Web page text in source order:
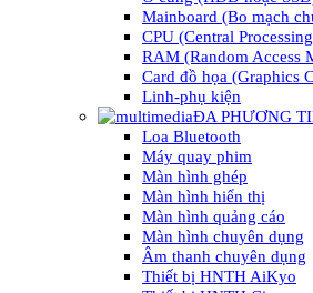
Mainboard (Bo mạch
CPU (Central
RAM (Random Access
Card đồ họa (Graphics
Linh-phụ kiện
ĐA PHƯƠNG
Loa Bluetooth
Máy quay phim
Màn hình ghép
Màn hình hiển thị
Màn hình quảng cáo
Màn hình chuyên dụng
Âm thanh chuyên dụng
Thiết bị HNTH AiKyo